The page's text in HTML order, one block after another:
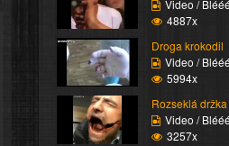
Video / Blééé
4887x
Droga krokodil
Video / Blééé
5994x
Rozseklá držka
Video / Blééé
3257x